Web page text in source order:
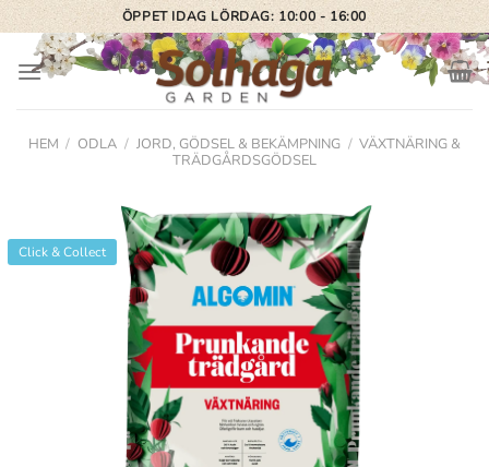
Skip
to
content
ÖPPET IDAG LÖRDAG: 10:00 - 16:00
HEM / ODLA / JORD, GÖDSEL & BEKÄMPNING / VÄXTNÄRING &
TRÄDGÅRDSGÖDSEL
Click & Collect